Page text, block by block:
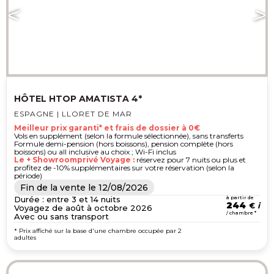
HÔTEL HTOP AMATISTA 4*
ESPAGNE | LLORET DE MAR
Meilleur prix garanti* et frais de dossier à 0€
Vols en supplément (selon la formule sélectionnée), sans transferts
Formule demi-pension (hors boissons), pension complète (hors
boissons) ou all inclusive au choix ; Wi-Fi inclus
Le + Showroomprivé Voyage : réservez pour 7 nuits ou plus et
profitez de -10% supplémentaires sur votre réservation (selon la
période)
Fin de la vente le 12/08/2026
Durée : entre 3 et 14 nuits
Voyagez de août à octobre 2026
Avec ou sans transport
à partir de
244 €
/ chambre *
* Prix affiché sur la base d'une chambre occupée par 2
adultes